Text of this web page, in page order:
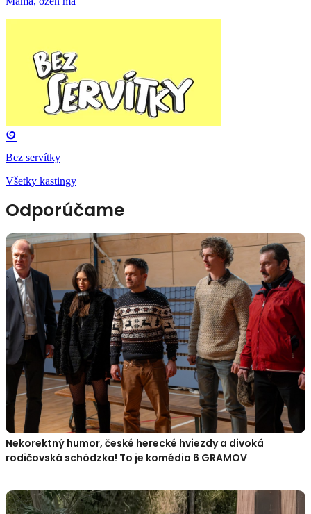
Bez servítky
Všetky kastingy
Odporúčame
Nekorektný humor, české herecké hviezdy a divoká
rodičovská schôdzka! To je komédia 6 GRAMOV